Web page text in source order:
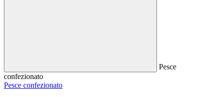
Pesce
confezionato
Pesce confezionato